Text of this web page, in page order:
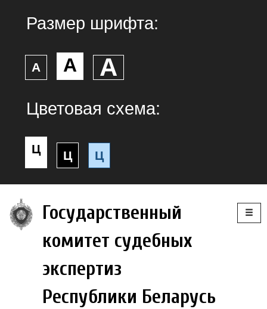
Размер шрифта:
А А А
Цветовая схема:
Ц Ц Ц
Государственный
комитет судебных
экспертиз
Республики Беларусь